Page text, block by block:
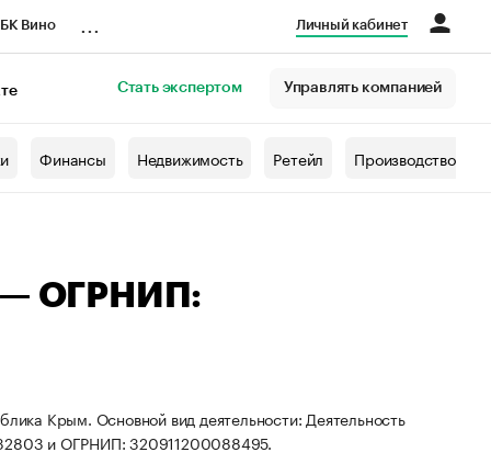
Вино Личный кабинет
Стать экспертом Управлять компанией
Финансы Недвижимость Ретейл Производство
— ОГРНИП:
Крым. Основной вид деятельности: Деятельность
и ОГРНИП: 320911200088495.